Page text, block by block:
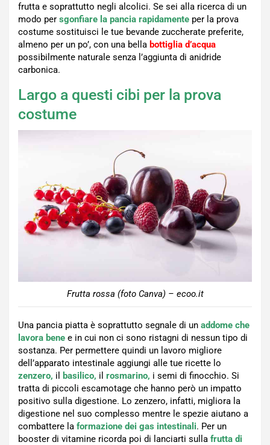
frutta e soprattutto negli alcolici. Se sei alla ricerca di un
modo per sgonfiare la pancia rapidamente per la prova
costume sostituisci le tue bevande zuccherate preferite,
almeno per un po’, con una bella bottiglia d’acqua
possibilmente naturale senza l’aggiunta di anidride
carbonica.
Largo a questi cibi per la prova
costume
Frutta rossa (foto Canva) – ecoo.it
Una pancia piatta è soprattutto segnale di un addome che
lavora bene e in cui non ci sono ristagni di nessun tipo di
sostanza. Per permettere quindi un lavoro migliore
dell’apparato intestinale aggiungi alle tue ricette lo
zenzero, il basilico, il rosmarino, i semi di finocchio. Si
tratta di piccoli escamotage che hanno però un impatto
positivo sulla digestione. Lo zenzero, infatti, migliora la
digestione nel suo complesso mentre le spezie aiutano a
combattere la formazione dei gas intestinali. Per un
booster di vitamine ricorda poi di lanciarti sulla frutta di